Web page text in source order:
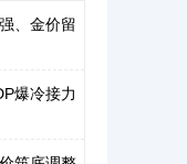
、金价留
爆冷接力